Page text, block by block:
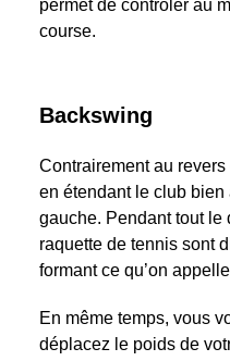
permet de contrôler au
course.
Backswing
Contrairement au
en étendant le club bien
gauche. Pendant tout le
raquette de tennis sont
formant ce qu’on
En même temps, vous
déplacez le poids de